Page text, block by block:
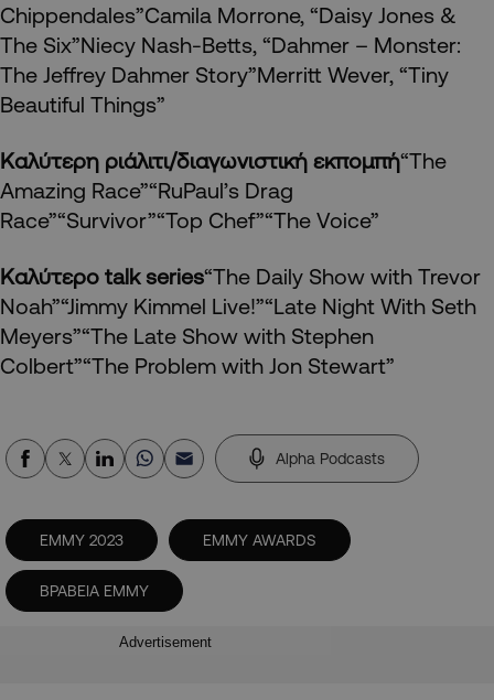
Chippendales”Camila Morrone, “Daisy Jones &
The Six”Niecy Nash-Betts, “Dahmer – Monster:
The Jeffrey Dahmer Story”Merritt Wever, “Tiny
Beautiful Things”
Καλύτερη ριάλιτι/διαγωνιστική εκπομπή“The
Amazing Race”“RuPaul’s Drag
Race”“Survivor”“Top Chef”“The Voice”
Καλύτερο talk series“The Daily Show with Trevor
Noah”“Jimmy Kimmel Live!”“Late Night With Seth
Meyers”“The Late Show with Stephen
Colbert”“The Problem with Jon Stewart”
Alpha Podcasts
EMMY 2023 EMMY AWARDS
ΒΡΑΒΕΙΑ EMMY
Advertisement